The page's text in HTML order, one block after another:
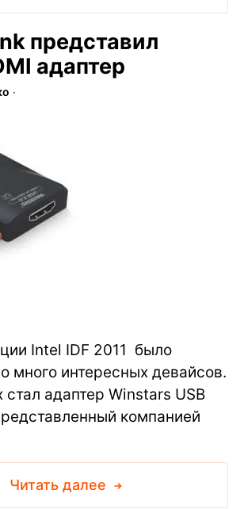
представил
адаптер
∙
Intel IDF 2011 было
много интересных девайсов.
адаптер Winstars USB
компанией
Читать далее